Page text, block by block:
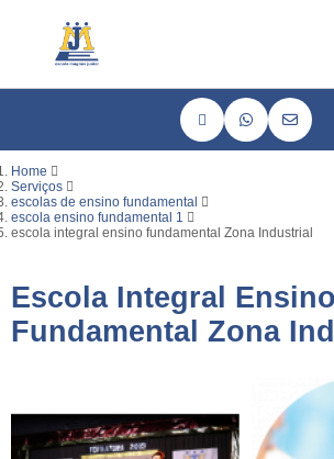
Home
Serviços
escolas de ensino fundamental
escola ensino fundamental 1
escola integral ensino fundamental Zona Industrial
Escola Integral Ensino
Fundamental Zona